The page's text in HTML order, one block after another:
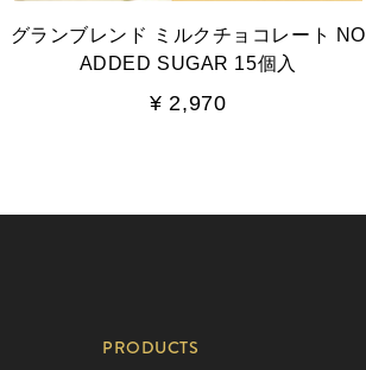
グランブレンド ミルクチョコレート NO
ADDED SUGAR 15個入
¥ 2,970
PRODUCTS